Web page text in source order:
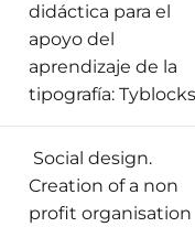
didáctica para el
apoyo del
aprendizaje de la
tipografía: Tyblocks
Social design.
Creation of a non
profit organisation